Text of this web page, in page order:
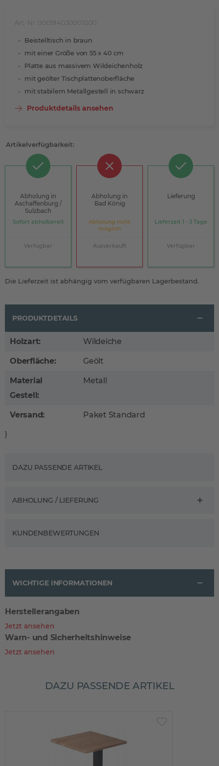
Art.-Nr. 000914030001000
Beistelltisch in braun
mit einer Größe von 55 x 40 cm
Platte aus massivem Wildeichenholz
mit geölter Tischplattenoberfläche
mit stabilem Metallgestell in schwarz
Produktdetails ansehen
Artikelverfügbarkeit:
Abholung in
Aschaffenburg /
Sulzbach
Sofort abholbereit
Verfügbar
Abholung in
Bad König
Abholung nicht
möglich
Ausverkauft
Lieferung
Lieferzeit 1 - 3 Tage
Verfügbar
Die Lieferzeit ist abhängig vom verfügbaren Lagerbestand.
PRODUKTDETAILS
Holzart: Wildeiche
Oberfläche: Geölt
Material
Gestell:
Metall
Versand: Paket Standard
}
DAZU PASSENDE ARTIKEL
ABHOLUNG / LIEFERUNG
KUNDENBEWERTUNGEN
WICHTIGE INFORMATIONEN
Herstellerangaben
Jetzt ansehen
Warn- und Sicherheitshinweise
Jetzt ansehen
DAZU PASSENDE ARTIKEL